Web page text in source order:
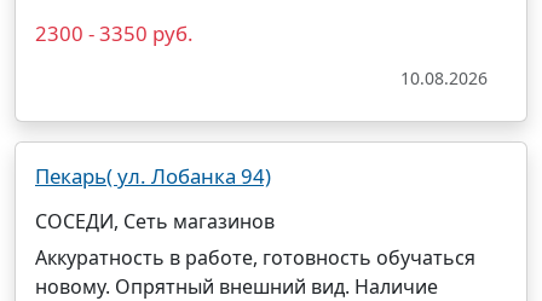
2300 - 3350 руб.
10.08.2026
Пекарь( ул. Лобанка 94)
СОСЕДИ, Сеть магазинов
Аккуратность в работе, готовность обучаться
новому. Опрятный внешний вид. Наличие